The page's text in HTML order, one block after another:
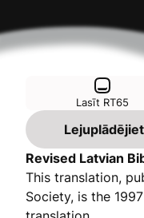
Lasīt RT65
Revised Latvian
This translation,
Society, is the